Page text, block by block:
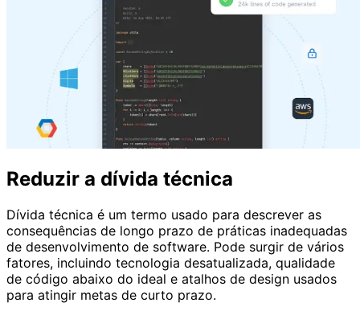
Reduzir a dívida técnica
Dívida técnica é um termo usado para descrever as
consequências de longo prazo de práticas inadequadas
de desenvolvimento de software. Pode surgir de vários
fatores, incluindo tecnologia desatualizada, qualidade
de código abaixo do ideal e atalhos de design usados ​​
para atingir metas de curto prazo.